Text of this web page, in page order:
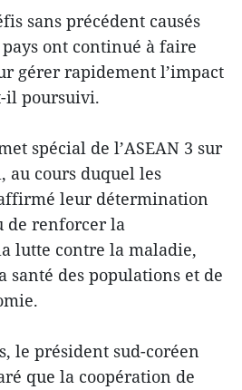
sans précédent causés
ont continué à faire
gérer rapidement l’impact
il poursuivi.
spécial de l’ASEAN 3 sur
au cours duquel les
leur détermination
de renforcer la
lutte contre la maladie,
santé des populations et de
le président sud-coréen
que la coopération de